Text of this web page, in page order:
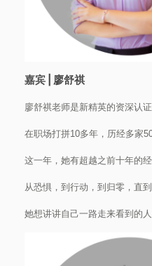
嘉宾 | 廖舒祺
廖舒祺老师是新精英的资深认
在职场打拼10多年，历经多家
这一年，她有超越之前十年的经
从恐惧，到行动，到归零，直
她想讲讲自己一路走来看到的